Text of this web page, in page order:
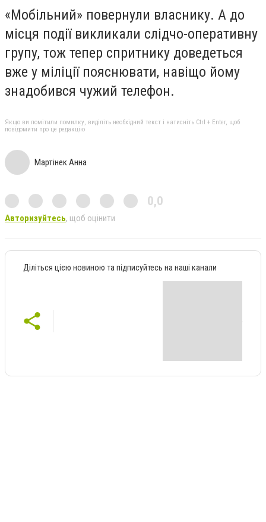
«Мобільний» повернули власнику. А до
місця події викликали слідчо-оперативну
групу, тож тепер спритнику доведеться
вже у міліції пояснювати, навіщо йому
знадобився чужий телефон.
Якщо ви помітили помилку, виділіть необхідний текст і натисніть Ctrl + Enter, щоб
повідомити про це редакцію
Мартінек Анна
0,0
Авторизуйтесь, щоб оцінити
Діліться цією новиною та підписуйтесь на наші канали